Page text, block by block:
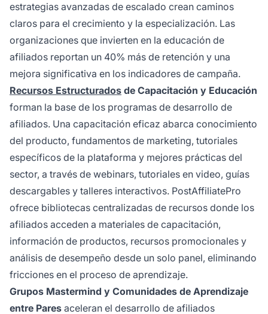
estrategias avanzadas de escalado crean caminos
claros para el crecimiento y la especialización. Las
organizaciones que invierten en la educación de
afiliados reportan un 40% más de retención y una
mejora significativa en los indicadores de campaña.
Recursos Estructurados de Capacitación y Educación
forman la base de los programas de desarrollo de
afiliados. Una capacitación eficaz abarca conocimiento
del producto, fundamentos de marketing, tutoriales
específicos de la plataforma y mejores prácticas del
sector, a través de webinars, tutoriales en video, guías
descargables y talleres interactivos. PostAffiliatePro
ofrece bibliotecas centralizadas de recursos donde los
afiliados acceden a materiales de capacitación,
información de productos, recursos promocionales y
análisis de desempeño desde un solo panel, eliminando
fricciones en el proceso de aprendizaje.
Grupos Mastermind y Comunidades de Aprendizaje
entre Pares aceleran el desarrollo de afiliados